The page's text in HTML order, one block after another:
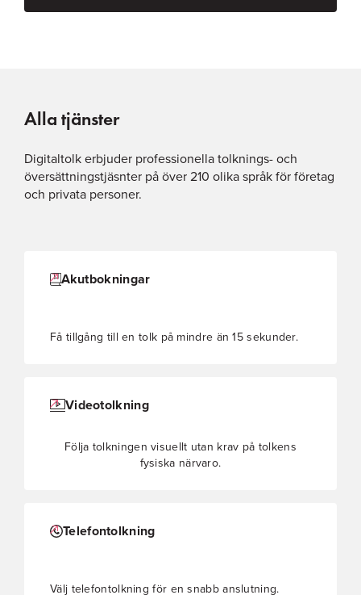
Alla tjänster
Digitaltolk erbjuder professionella tolknings- och
översättningstjäsnter på över 210 olika språk för företag
och privata personer.
Akutbokningar
Få tillgång till en tolk på mindre än 15 sekunder.
Videotolkning
Följa tolkningen visuellt utan krav på tolkens
fysiska närvaro.
Telefontolkning
Välj telefontolkning för en snabb anslutning.